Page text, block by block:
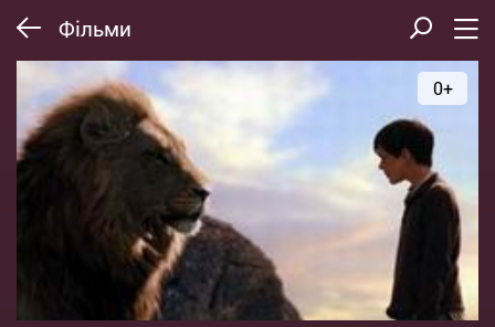
Фільми
0+